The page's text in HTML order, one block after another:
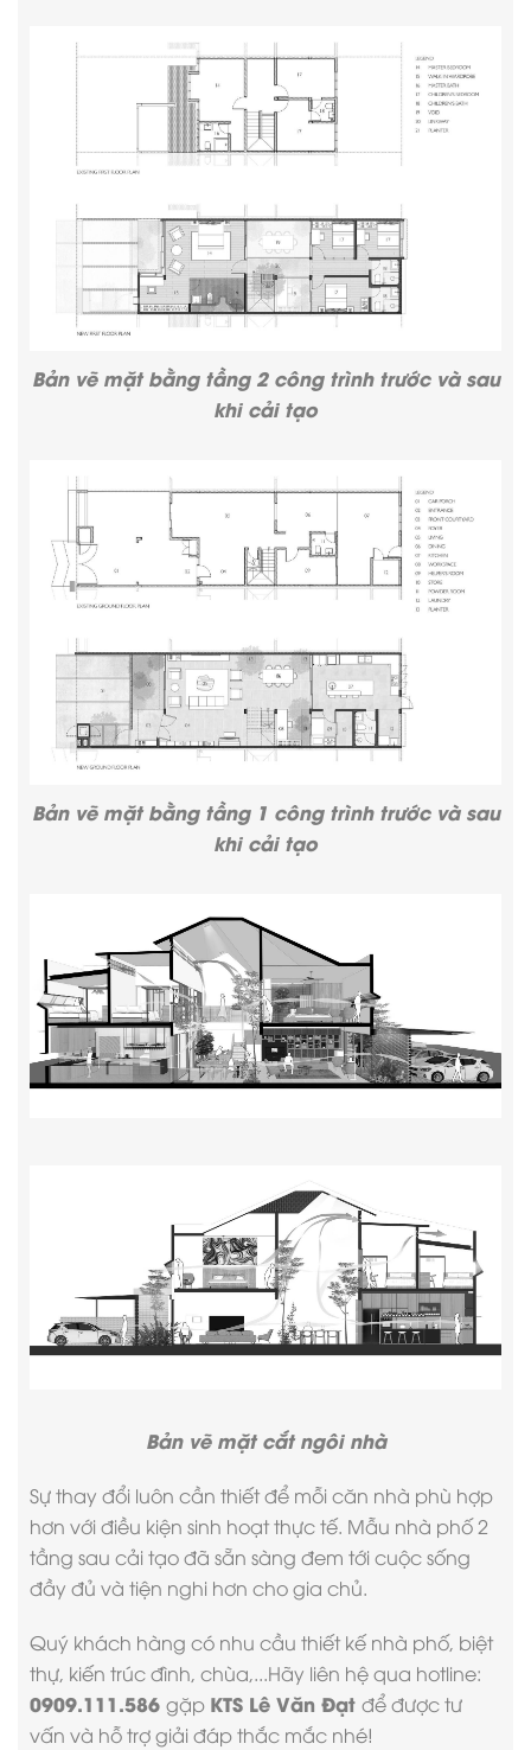
Bản vẽ mặt bằng tầng 2 công trình trước và sau
khi cải tạo
Bản vẽ mặt bằng tầng 1 công trình trước và sau
khi cải tạo
Bản vẽ mặt cắt ngôi nhà
Sự thay đổi luôn cần thiết để mỗi căn nhà phù hợp
hơn với điều kiện sinh hoạt thực tế. Mẫu nhà phố 2
tầng sau cải tạo đã sẵn sàng đem tới cuộc sống
đầy đủ và tiện nghi hơn cho gia chủ.
Quý khách hàng có nhu cầu thiết kế nhà phố, biệt
thự, kiến trúc đình, chùa,...Hãy liên hệ qua hotline:
0909.111.586 gặp KTS Lê Văn Đạt để được tư
vấn và hỗ trợ giải đáp thắc mắc nhé!